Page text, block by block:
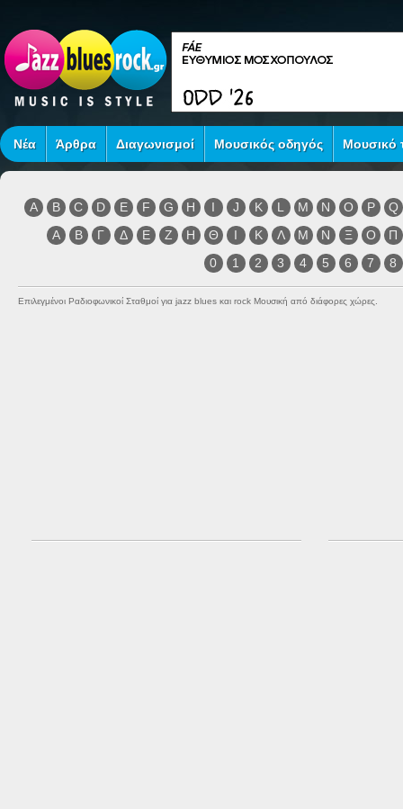
Νέα Άρθρα Διαγωνισμοί Μουσικός οδηγός Μουσικό
A B C D E F G H I J K L M N O P
Q
Α
Β Γ Δ Ε Ζ Η Θ Ι Κ Λ Μ Ν Ξ Ο
Π
0
1 2 3 4 5 6 7 8
Επιλεγμένοι Ραδιοφωνικοί Σταθμοί για jazz blues και rock Μουσική από διάφορες χώρες.